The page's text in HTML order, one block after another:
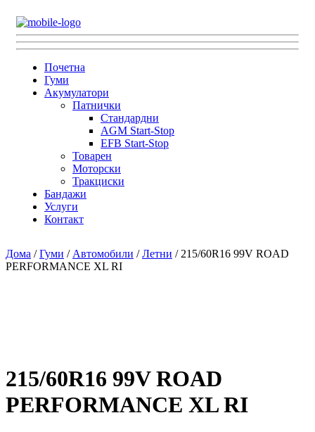
Почетна
Гуми
Акумулатори
Патнички
Стандардни
AGM Start-Stop
EFB Start-Stop
Товарен
Моторски
Тракциски
Бандажи
Услуги
Контакт
Дома /Гуми / Автомобили /Летни / 215/60R16 99V ROAD
PERFORMANCE XL RI
215/60R16 99V ROAD
PERFORMANCE XL RI